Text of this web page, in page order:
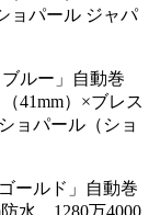
ルー」自動巻
41mm）×ブレス
ョパール（ショ